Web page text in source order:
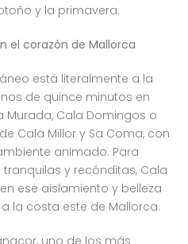
y la primavera.
el corazón de Mallorca
está literalmente a la
de quince minutos en
Cala Domingos o
Cala Millor y Sa Coma, con
animado. Para
y recónditas, Cala
ese aislamiento y belleza
la costa este de Mallorca.